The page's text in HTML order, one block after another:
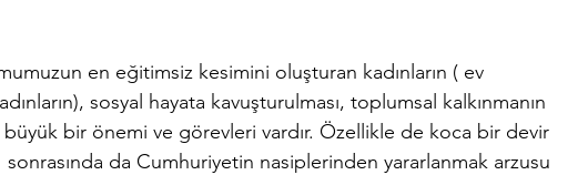
İzmir Yazıları Kent Kimliği
Köy Enstitüleri
sosyal hayata kavuşturulması, toplumsal kalkınmanın
büyük bir önemi ve görevleri vardır. Özellikle de koca bir devir
sonrasında da Cumhuriyetin nasiplerinden yararlanmak arzusu